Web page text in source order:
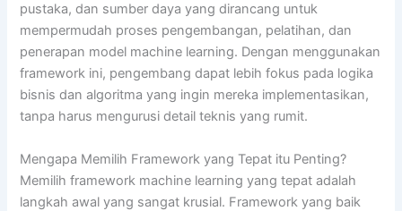
pustaka, dan sumber daya yang dirancang untuk
mempermudah proses pengembangan, pelatihan, dan
penerapan model machine learning. Dengan menggunakan
framework ini, pengembang dapat lebih fokus pada logika
bisnis dan algoritma yang ingin mereka implementasikan,
tanpa harus mengurusi detail teknis yang rumit.
Mengapa Memilih Framework yang Tepat itu Penting?
Memilih framework machine learning yang tepat adalah
langkah awal yang sangat krusial. Framework yang baik